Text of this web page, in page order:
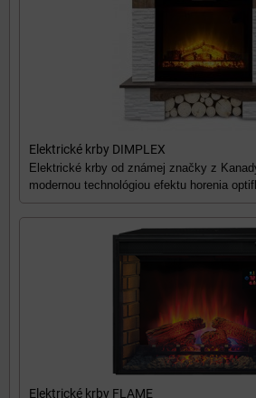
Elektrické krby DIMPLEX
Elektrické krby od známej značky z
modernou technológiou efektu horenia
Elektrické krby FLAME